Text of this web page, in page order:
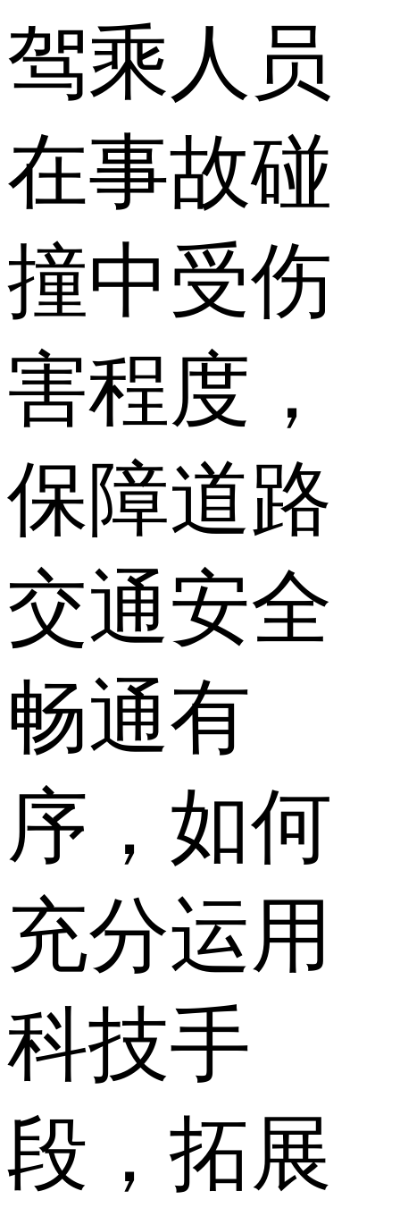
驾乘人员
在事故碰
撞中受伤
害程度，
保障道路
交通安全
畅通有
序，如何
充分运用
科技手
段，拓展